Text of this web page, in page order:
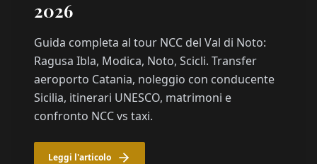
2026
Guida completa al tour NCC del Val di Noto:
Ragusa Ibla, Modica, Noto, Scicli. Transfer
aeroporto Catania, noleggio con conducente
Sicilia, itinerari UNESCO, matrimoni e
confronto NCC vs taxi.
Leggi l'articolo